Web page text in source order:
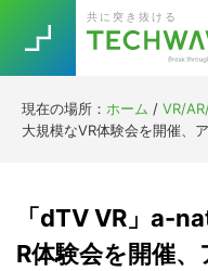
primary
navigation
main
content
primary
sidebar
footer
共に突き抜ける
現在の場所： ホーム / VR/
大規模なVR体験会を開催、
「dTV VR」a-
R体験会を開催
TOPICS
Trend 今話題の注目
5G Asana